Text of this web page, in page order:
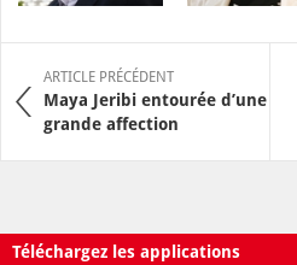
ARTICLE PRÉCÉDENT
Maya Jeribi entourée d’une
grande affection
Téléchargez les applications